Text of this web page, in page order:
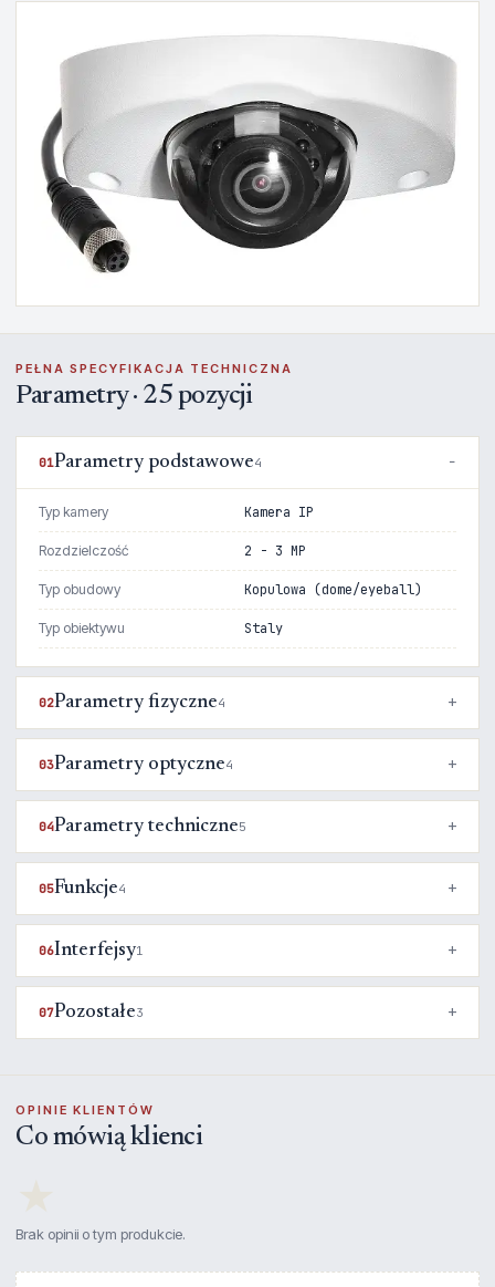
PEŁNA SPECYFIKACJA TECHNICZNA
Parametry · 25 pozycji
01Parametry podstawowe4
Typ kamery Kamera IP
Rozdzielczość 2 - 3 MP
Typ obudowy Kopulowa (dome/eyeball)
Typ obiektywu Staly
02Parametry fizyczne4
03Parametry optyczne4
04Parametry techniczne5
05Funkcje4
06Interfejsy1
07Pozostałe3
OPINIE KLIENTÓW
Co mówią klienci
Brak opinii o tym produkcie.